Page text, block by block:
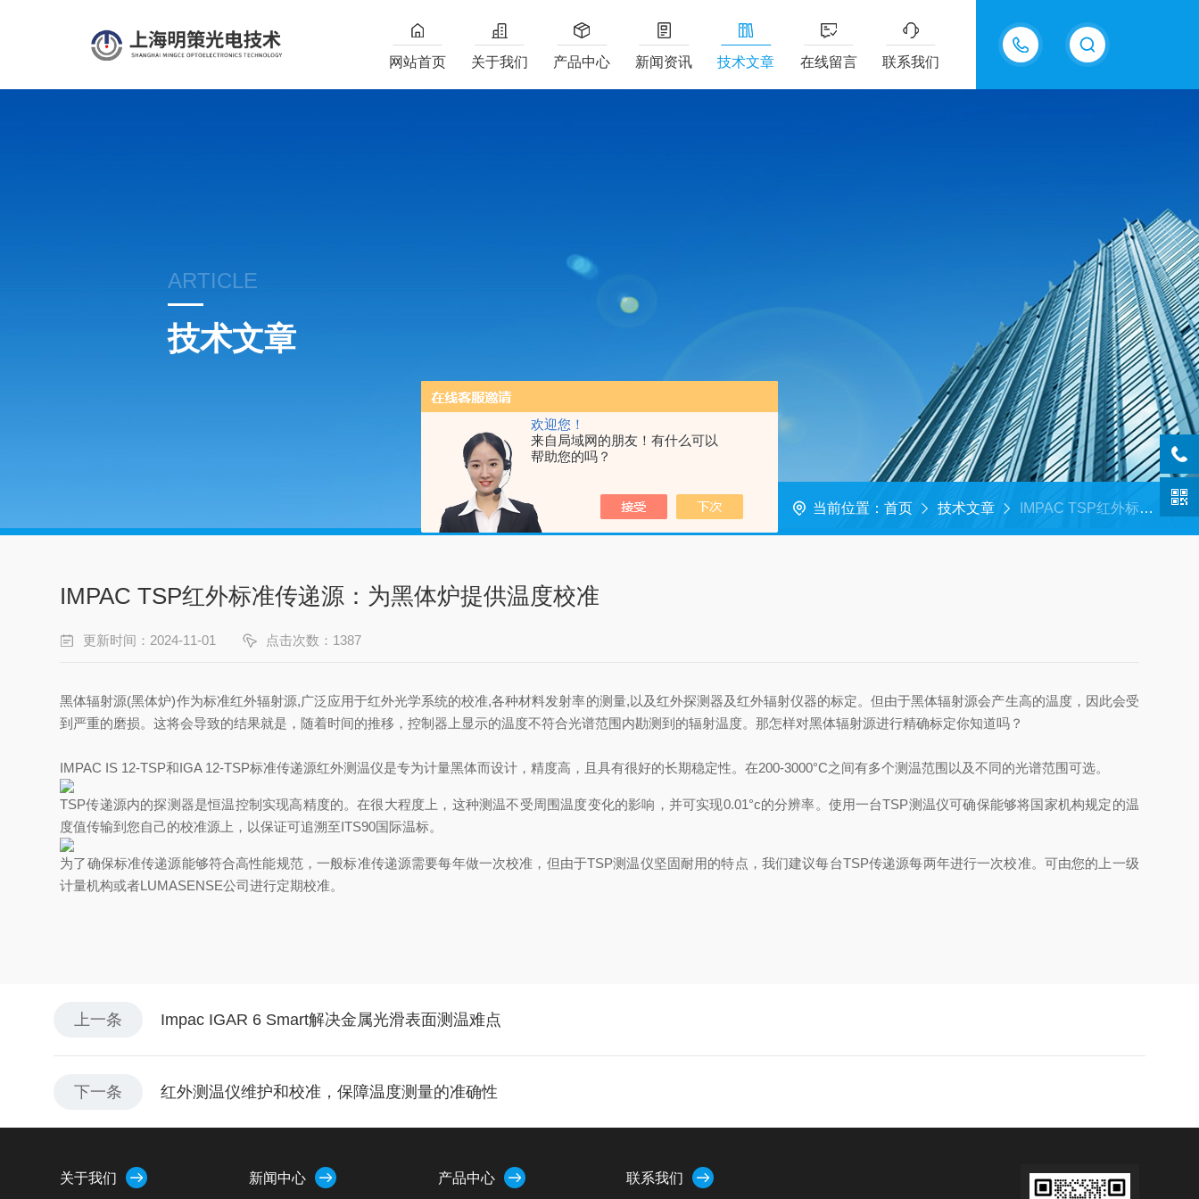
欢迎您！
来自局域网的朋友！有什么可以
帮助您的吗？
网站首页 关于我们 产品中心 新闻资讯 技术文章 在线留言 联系我们
ARTICLE
技术文章
当前位置： 首页 技术文章 IMPAC TSP红外标准传递源：为黑体炉提供温度校准
IMPAC TSP红外标准传递源：为黑体炉提供温度校准
更新时间：2024-11-01 点击次数：1387
黑体辐射源(黑体炉)作为标准红外辐射源,广泛应用于红外光学系统的校准,各种材料发射率的测量,以及红外探测器及红外辐射仪器的标定。但由于黑体辐射源会产生高的温度，因此会受
到严重的磨损。这将会导致的结果就是，随着时间的推移，控制器上显示的温度不符合光谱范围内勘测到的辐射温度。那怎样对黑体辐射源进行精确标定你知道吗？
IMPAC IS 12-TSP和IGA 12-TSP标准传递源红外测温仪是专为计量黑体而设计，精度高，且具有很好的长期稳定性。在200-3000°C之间有多个测温范围以及不同的光谱范围可选。
TSP传递源内的探测器是恒温控制实现高精度的。在很大程度上，这种测温不受周围温度变化的影响，并可实现0.01°c的分辨率。使用一台TSP测温仪可确保能够将国家机构规定的温
度值传输到您自己的校准源上，以保证可追溯至ITS90国际温标。
为了确保标准传递源能够符合高性能规范，一般标准传递源需要每年做一次校准，但由于TSP测温仪坚固耐用的特点，我们建议每台TSP传递源每两年进行一次校准。可由您的上一级
计量机构或者LUMASENSE公司进行定期校准。
上一条 Impac IGAR 6 Smart解决金属光滑表面测温难点
下一条 红外测温仪维护和校准，保障温度测量的准确性
关于我们 新闻中心 产品中心 联系我们